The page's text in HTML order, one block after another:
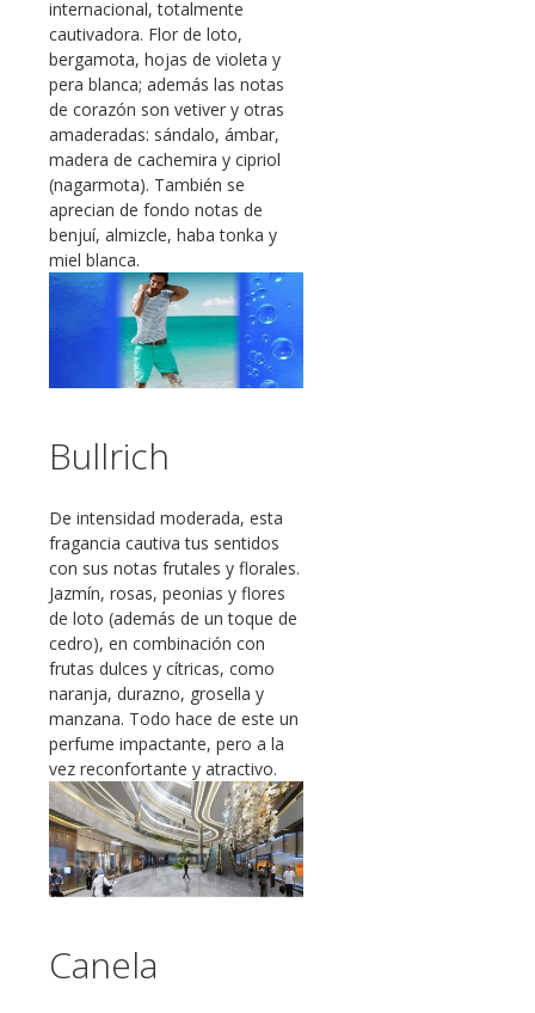
internacional, totalmente
cautivadora. Flor de loto,
bergamota, hojas de violeta y
pera blanca; además las notas
de corazón son vetiver y otras
amaderadas: sándalo, ámbar,
madera de cachemira y cipriol
(nagarmota). También se
aprecian de fondo notas de
benjuí, almizcle, haba tonka y
miel blanca.
Bullrich
De intensidad moderada, esta
fragancia cautiva tus sentidos
con sus notas frutales y florales.
Jazmín, rosas, peonias y flores
de loto (además de un toque de
cedro), en combinación con
frutas dulces y cítricas, como
naranja, durazno, grosella y
manzana. Todo hace de este un
perfume impactante, pero a la
vez reconfortante y atractivo.
Canela